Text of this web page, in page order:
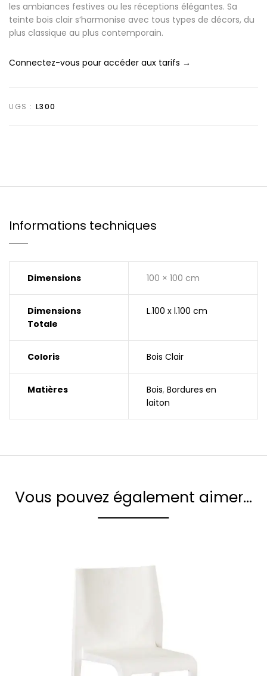
les ambiances festives ou les réceptions élégantes. Sa
teinte bois clair s’harmonise avec tous types de décors, du
plus classique au plus contemporain.
Connectez-vous pour accéder aux tarifs →
UGS : L300
Informations techniques
Dimensions 100 × 100 cm
Dimensions
Totale
L.100 x l.100 cm
Coloris Bois Clair
Matières Bois, Bordures en
laiton
Vous pouvez également aimer…